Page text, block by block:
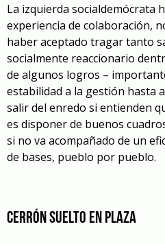
La izquierda socialdemócrata
experiencia de colaboración,
haber aceptado tragar tanto
socialmente reaccionario
de algunos logros –
estabilidad a la gestión hasta
salir del enredo si entienden
es disponer de buenos
si no va acompañado de un
de bases, pueblo por pueblo.
Cerrón suelto en plaza